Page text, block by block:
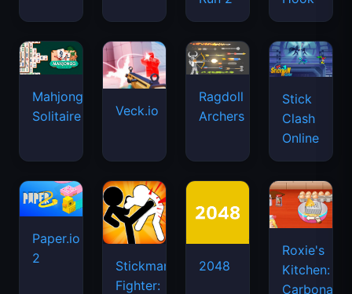
Mahjongg
Solitaire
Veck.io
Ragdoll
Archers
Stick
Clash
Online
Paper.io
2
Stickman
Fighter:
2048
Roxie's
Kitchen:
Carbonara